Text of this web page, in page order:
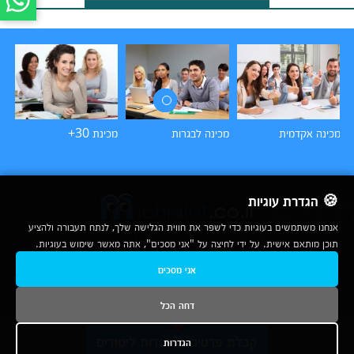
מכינה אקדמית מכינה לבגרות מכינת 30+
© כל הזכויות שמורות לחברת נרד אונליין בע"מ | מכללות|
נשמח לעמוד לשירותך בטלפון
1-800-780-760
קבלת פרטים ממוסדות לימודים
🍪 הגדרת עוגיות
אנחנו משתמשים בעוגיות כדי לשפר את חווית הגלישה שלך, לנתח תעבורה ולהציע
תוכן מותאם אישית. על ידי לחיצה על "אני מסכים", אתה מאשר שימוש בעוגיות.
אני מסכים
דחה הכל
הגדרות